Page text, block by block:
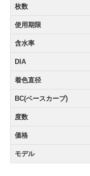
枚数
使用期限
含水率
DIA
着色直径
BC(ベースカーブ)
度数
価格
モデル